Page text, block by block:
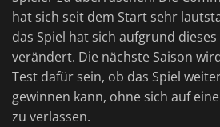
hat sich seit dem Start sehr
das Spiel hat sich aufgrund
verändert. Die nächste Saison
Test dafür sein, ob das Spiel
gewinnen kann, ohne sich auf
zu verlassen.